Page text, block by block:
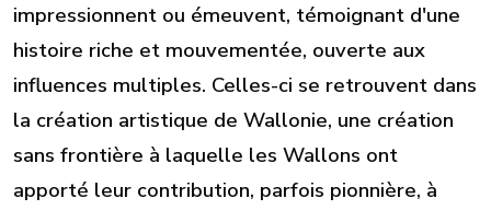
impressionnent ou émeuvent, témoignant d'une
histoire riche et mouvementée, ouverte aux
influences multiples. Celles-ci se retrouvent dans
la création artistique de Wallonie, une création
sans frontière à laquelle les Wallons ont
apporté leur contribution, parfois pionnière, à